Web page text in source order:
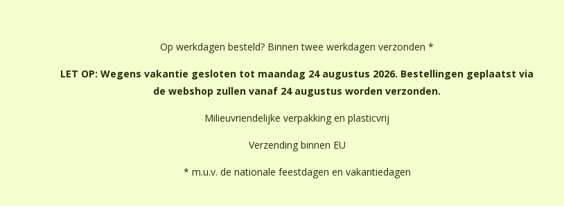
Op werkdagen besteld? Binnen twee werkdagen verzonden *
LET OP: Wegens vakantie gesloten tot maandag 24 augustus 2026. Bestellingen geplaatst via
de webshop zullen vanaf 24 augustus worden verzonden.
Milieuvriendelijke verpakking en plasticvrij
Verzending binnen EU
* m.u.v. de nationale feestdagen en vakantiedagen